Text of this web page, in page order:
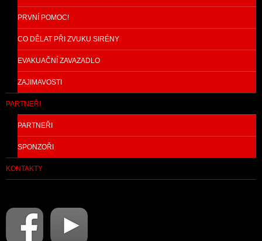
PRVNÍ POMOC!
CO DĚLAT PŘI ZVUKU SIRÉNY
EVAKUAČNÍ ZAVAZADLO
ZAJIMAVOSTI
PARTNEŘI
PARTNEŘI
SPONZOŘI
KONTAKTY